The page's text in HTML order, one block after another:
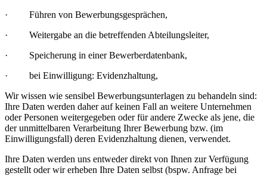
· Führen von Bewerbungsgesprächen,
· Weitergabe an die betreffenden Abteilungsleiter,
· Speicherung in einer Bewerberdatenbank,
· bei Einwilligung: Evidenzhaltung,
Wir wissen wie sensibel Bewerbungsunterlagen zu behandeln sind:
Ihre Daten werden daher auf keinen Fall an weitere Unternehmen
oder Personen weitergegeben oder für andere Zwecke als jene, die
der unmittelbaren Verarbeitung Ihrer Bewerbung bzw. (im
Einwilligungsfall) deren Evidenzhaltung dienen, verwendet.
Ihre Daten werden uns entweder direkt von Ihnen zur Verfügung
gestellt oder wir erheben Ihre Daten selbst (bspw. Anfrage bei